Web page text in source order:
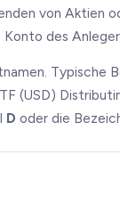
von Aktien
des
Typische
(USD)
D oder die